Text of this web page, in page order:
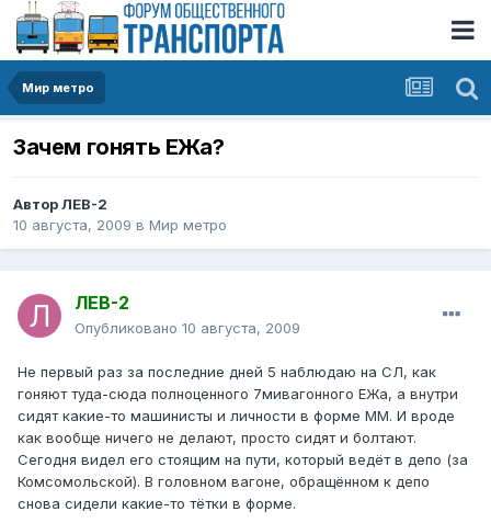
Мир метро
Зачем гонять ЕЖа?
АвторЛЕВ-2
10 августа, 2009 в Мир метро
ЛЕВ-2
Опубликовано 10 августа, 2009
Не первый раз за последние дней 5 наблюдаю на СЛ, как
гоняют туда-сюда полноценного 7мивагонного ЕЖа, а внутри
сидят какие-то машинисты и личности в форме ММ. И вроде
как вообще ничего не делают, просто сидят и болтают.
Сегодня видел его стоящим на пути, который ведёт в депо (за
Комсомольской). В головном вагоне, обращённом к депо
снова сидели какие-то тётки в форме.